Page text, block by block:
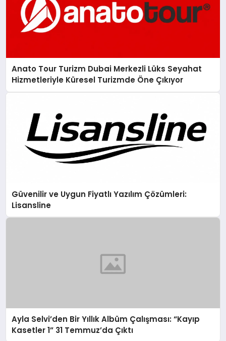
Anato Tour Turizm Dubai Merkezli Lüks Seyahat
Hizmetleriyle Küresel Turizmde Öne Çıkıyor
Güvenilir ve Uygun Fiyatlı Yazılım Çözümleri:
Lisansline
Ayla Selvi’den Bir Yıllık Albüm Çalışması: “Kayıp
Kasetler 1” 31 Temmuz’da Çıktı